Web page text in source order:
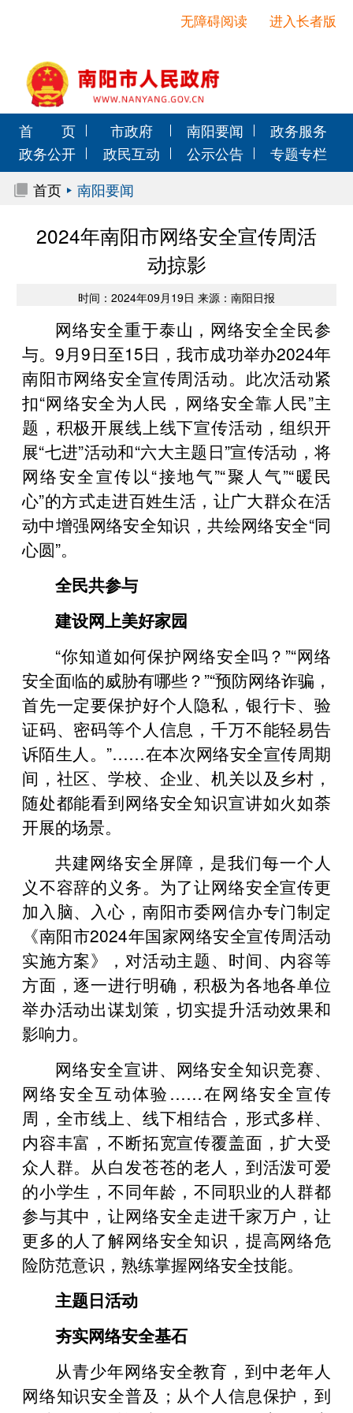
进入长者版
无障碍阅读
首 页 市政府 南阳要闻
政务服务
政务公开
政民互动 公示公告
专题专栏
首页
南阳要闻
2024年南阳市网络安全宣传周活
动掠影
时间：2024年09月19日 来源：南阳日报
网络安全重于泰山，网络安全全民参
与。9月9日至15日，我市成功举办2024年
南阳市网络安全宣传周活动。此次活动紧
扣“网络安全为人民，网络安全靠人民”主
题，积极开展线上线下宣传活动，组织开
展“七进”活动和“六大主题日”宣传活动，将
网络安全宣传以“接地气”“聚人气”“暖民
心”的方式走进百姓生活，让广大群众在活
动中增强网络安全知识，共绘网络安全“同
心圆”。
全民共参与
建设网上美好家园
“你知道如何保护网络安全吗？”“网络
安全面临的威胁有哪些？”“预防网络诈骗，
首先一定要保护好个人隐私，银行卡、验
证码、密码等个人信息，千万不能轻易告
诉陌生人。”……在本次网络安全宣传周期
间，社区、学校、企业、机关以及乡村，
随处都能看到网络安全知识宣讲如火如荼
开展的场景。
共建网络安全屏障，是我们每一个人
义不容辞的义务。为了让网络安全宣传更
加入脑、入心，南阳市委网信办专门制定
《南阳市2024年国家网络安全宣传周活动
实施方案》，对活动主题、时间、内容等
方面，逐一进行明确，积极为各地各单位
举办活动出谋划策，切实提升活动效果和
影响力。
网络安全宣讲、网络安全知识竞赛、
网络安全互动体验……在网络安全宣传
周，全市线上、线下相结合，形式多样、
内容丰富，不断拓宽宣传覆盖面，扩大受
众人群。从白发苍苍的老人，到活泼可爱
的小学生，不同年龄，不同职业的人群都
参与其中，让网络安全走进千家万户，让
更多的人了解网络安全知识，提高网络危
险防范意识，熟练掌握网络安全技能。
主题日活动
夯实网络安全基石
从青少年网络安全教育，到中老年人
网络知识安全普及；从个人信息保护，到